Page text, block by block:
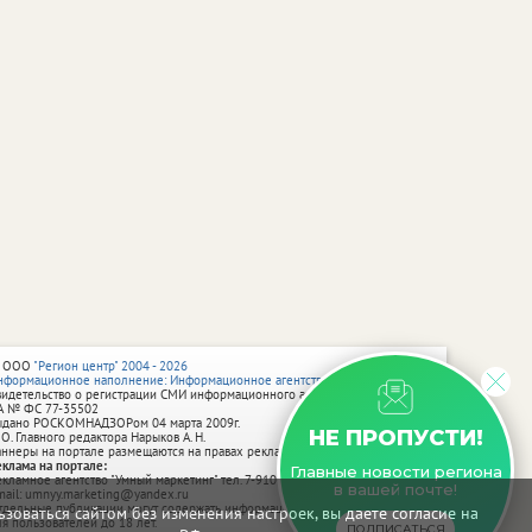
сайтом без изменения настроек, вы даете согласие на
НЕ ПРОПУСТИ!
Главные новости региона
в вашей почте!
"Регион центр" 2004 - 2026
наполнение: Информационное агентство vRossii.ru
о регистрации СМИ информационного агентства vRossii.ru
№ ФС 77‑35502
РОСКОМНАДЗОРом 04 марта 2009г.
Главного редактора Нарыков А. Н.
на портале размещаются на правах рекламы.
на портале:
агентство "Умный маркетинг" тел. 7-910-267-70-40,
umnyy.marketing@yandex.ru
публикации могут содержать информацию, не предназначенную
пользователей до 18 лет.